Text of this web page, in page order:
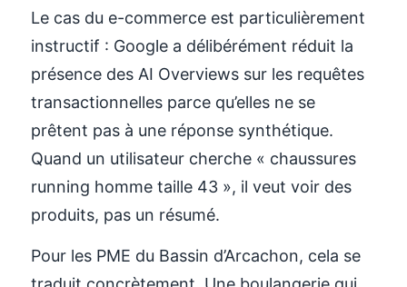
Le cas du e-commerce est particulièrement
instructif : Google a délibérément réduit la
présence des AI Overviews sur les requêtes
transactionnelles parce qu’elles ne se
prêtent pas à une réponse synthétique.
Quand un utilisateur cherche « chaussures
running homme taille 43 », il veut voir des
produits, pas un résumé.
Pour les PME du Bassin d’Arcachon, cela se